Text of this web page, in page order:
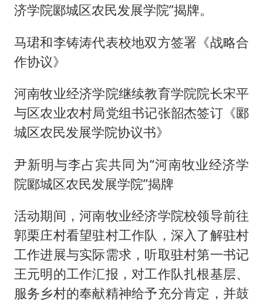
济学院郾城区农民发展学院”揭牌。
马珺和李铸涛代表校地双方签署《战略合
作协议》
河南牧业经济学院继续教育学院院长宋平
与区农业农村局党组书记张韶杰签订《郾
城区农民发展学院协议书》
尹新明与李占宾共同为“河南牧业经济学
院郾城区农民发展学院”揭牌
活动期间，河南牧业经济学院校领导前往
郭栗庄村看望驻村工作队，深入了解驻村
工作进展与实际需求，听取驻村第一书记
王元明的工作汇报，对工作队扎根基层、
服务乡村的奉献精神给予充分肯定，并鼓